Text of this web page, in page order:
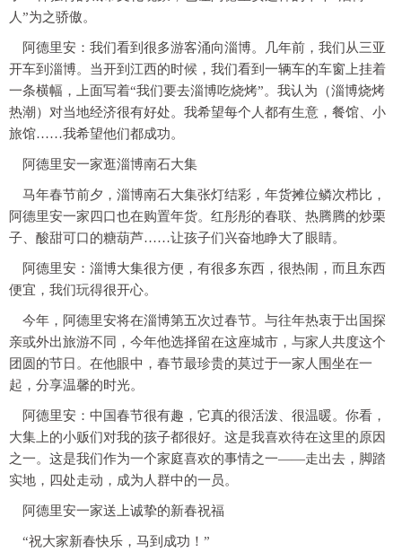
人”为之骄傲。
阿德里安：我们看到很多游客涌向淄博。几年前，我们从三亚
开车到淄博。当开到江西的时候，我们看到一辆车的车窗上挂着
一条横幅，上面写着“我们要去淄博吃烧烤”。我认为（淄博烧烤
热潮）对当地经济很有好处。我希望每个人都有生意，餐馆、小
旅馆……我希望他们都成功。
阿德里安一家逛淄博南石大集
马年春节前夕，淄博南石大集张灯结彩，年货摊位鳞次栉比，
阿德里安一家四口也在购置年货。红彤彤的春联、热腾腾的炒栗
子、酸甜可口的糖葫芦……让孩子们兴奋地睁大了眼睛。
阿德里安：淄博大集很方便，有很多东西，很热闹，而且东西
便宜，我们玩得很开心。
今年，阿德里安将在淄博第五次过春节。与往年热衷于出国探
亲或外出旅游不同，今年他选择留在这座城市，与家人共度这个
团圆的节日。在他眼中，春节最珍贵的莫过于一家人围坐在一
起，分享温馨的时光。
阿德里安：中国春节很有趣，它真的很活泼、很温暖。你看，
大集上的小贩们对我的孩子都很好。这是我喜欢待在这里的原因
之一。这是我们作为一个家庭喜欢的事情之一——走出去，脚踏
实地，四处走动，成为人群中的一员。
阿德里安一家送上诚挚的新春祝福
“祝大家新春快乐，马到成功！”